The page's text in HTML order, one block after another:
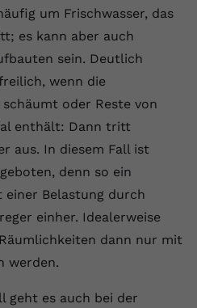
um Frischwasser, das
es kann aber auch
sein. Deutlich
wenn die
oder Reste von
enthält: Dann tritt
aus. In diesem Fall ist
denn so ein
einer Belastung durch
einher. Idealerweise
dann nur mit
werden.
geht es auch bei der
speichert Ihre Consent-
Unter anderem eine
ID, für die
Speicherung Ihrer
Einstellungen, falls der
Betreiber dies eingestellt
wird verwendet, um die
und statistische
zur Nutzung der
Ads für das
Tracking verwendet, um
der Nutzung auf unserer
anzeigen
anzubieten.
dieses Cookie, um
zu sammeln,
eindeutige ID zum
anzeigen